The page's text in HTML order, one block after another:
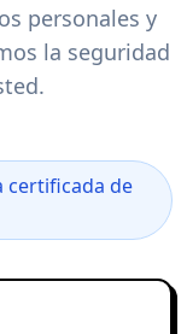
personales y
la seguridad
de